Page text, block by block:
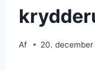
Af 20.